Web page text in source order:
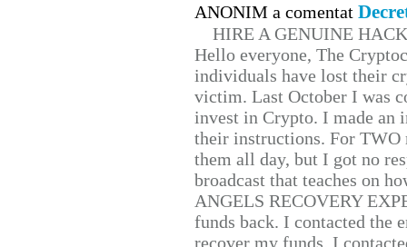
ANONIM a comentat
HIRE A GENUINE
Hello everyone, The
individuals have lost their
victim. Last October I was
invest in Crypto. I made
their instructions. For TWO
them all day, but I got no
broadcast that teaches on
ANGELS RECOVERY
funds back. I contacted the
recover my funds. I